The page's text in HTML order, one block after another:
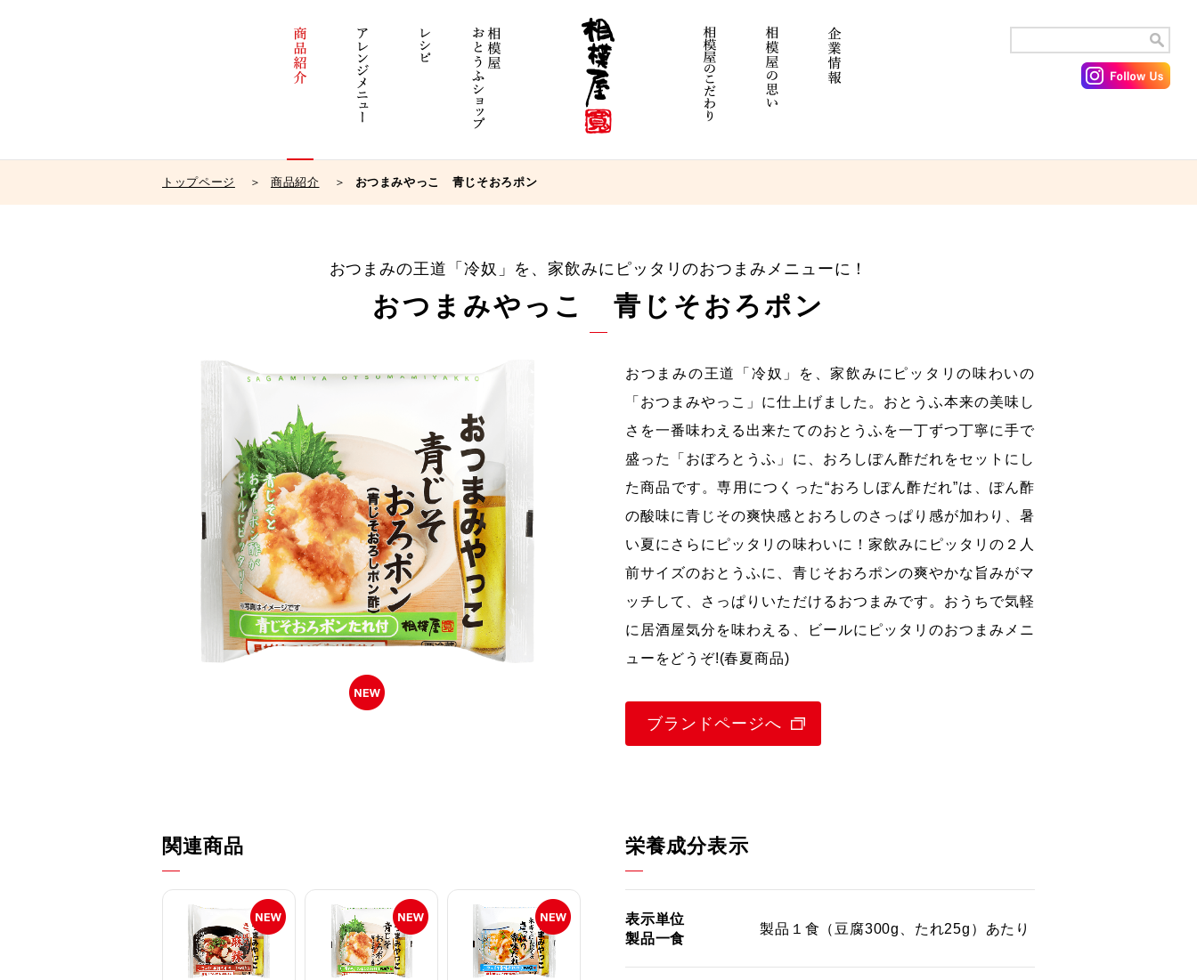
トップページ 商品紹介 おつまみやっこ 青じそおろポン
おつまみの王道「冷奴」を、 家飲みにピッタリのおつまみメニューに！
おつまみやっこ 青じそおろポン
おつまみの王道「冷奴」を、家飲みにピッタリの味わいの
「おつまみやっこ」に仕上げました。おとうふ本来の美味し
さを一番味わえる出来たてのおとうふを一丁ずつ丁寧に手で
盛った「おぼろとうふ」に、おろしぽん酢だれをセットにし
た商品です。専用につくった“おろしぽん酢だれ”は、ぽん酢
の酸味に青じその爽快感とおろしのさっぱり感が加わり、暑
い夏にさらにピッタリの味わいに！家飲みにピッタリの２人
前サイズのおとうふに、青じそおろポンの爽やかな旨みがマ
ッチして、さっぱりいただけるおつまみです。おうちで気軽
に居酒屋気分を味わえる、ビールにピッタリのおつまみメニ
ューをどうぞ!(春夏商品)
ブランドページへ
栄養成分表示
表示単位
製品一食
製品１食（豆腐300g、たれ25g）あたり
関連商品